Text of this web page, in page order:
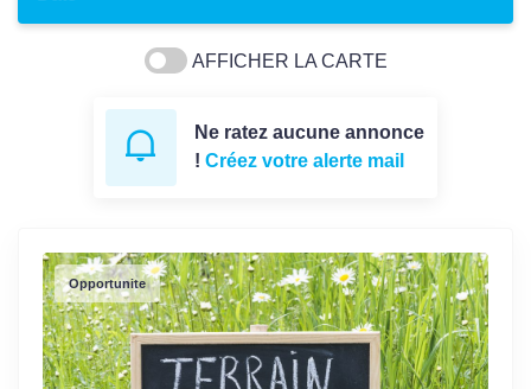
AFFICHER LA CARTE
Ne ratez aucune annonce
! Créez votre alerte mail
Opportunite